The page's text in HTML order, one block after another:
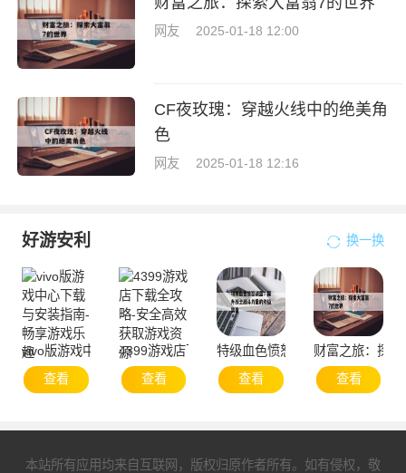
网友 2025-01-18 12:00
CF夜玫瑰：穿越火线中的绝美角
色
网友 2025-01-18 12:16
好游安利 换一换
vivo版游戏中心下载与安装指南-畅享游戏乐趣
查看
4399游戏店下载全攻略-安全高效获取游戏资源
查看
特级血色愤怒战盔：提升战士战
查看
财富之旅：探
查看
本站所有应用均来自互联网，版权归原作者所有。如有侵权，敬